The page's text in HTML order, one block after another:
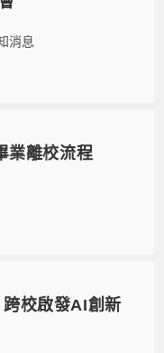
消息
業離校流程
校啟發AI創新